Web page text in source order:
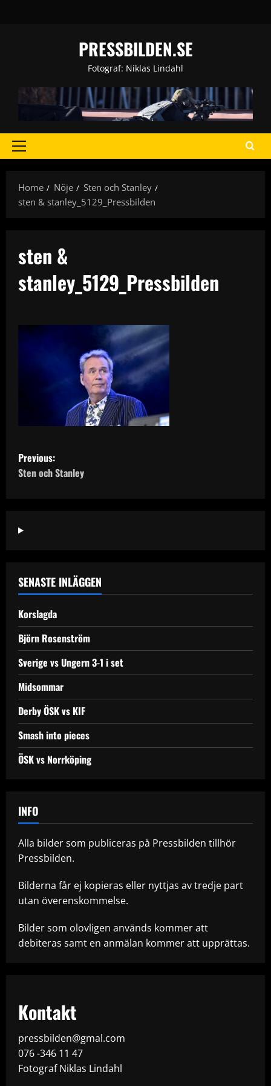
PRESSBILDEN.SE
Fotograf: Niklas Lindahl
Primary
Home
Nöje
Sten och Stanley
sten & stanley_5129_Pressbilden
sten &
stanley_5129_Pressbilden
P
o
t
a
v
i
g
a
t
i
o
Previous:
Sten och Stanley
SENASTE INLÄGGEN
Korslagda
Björn Rosenström
Sverige vs Ungern 3-1 i set
Midsommar
Derby ÖSK vs KIF
Smash into pieces
ÖSK vs Norrköping
INFO
Alla bilder som publiceras på Pressbilden tillhör
Pressbilden.
Bilderna får ej kopieras eller nyttjas av tredje part
utan överenskommelse.
Bilder som olovligen används kommer att
debiteras samt en anmälan kommer att upprättas.
Kontakt
pressbilden@gmal.com
076 -346 11 47
Fotograf Niklas Lindahl